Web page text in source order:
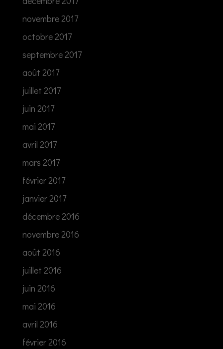
novembre 2017
octobre 2017
septembre 2017
août 2017
juillet 2017
juin 2017
mai 2017
avril 2017
mars 2017
février 2017
janvier 2017
décembre 2016
novembre 2016
août 2016
juillet 2016
juin 2016
mai 2016
avril 2016
février 2016